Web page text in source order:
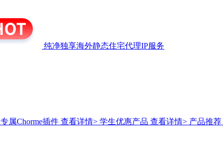
纯净独享海外静态住宅代理IP服务
专属Chorme插件 查看详情> 学生优惠产品 查看详情> 产品推荐